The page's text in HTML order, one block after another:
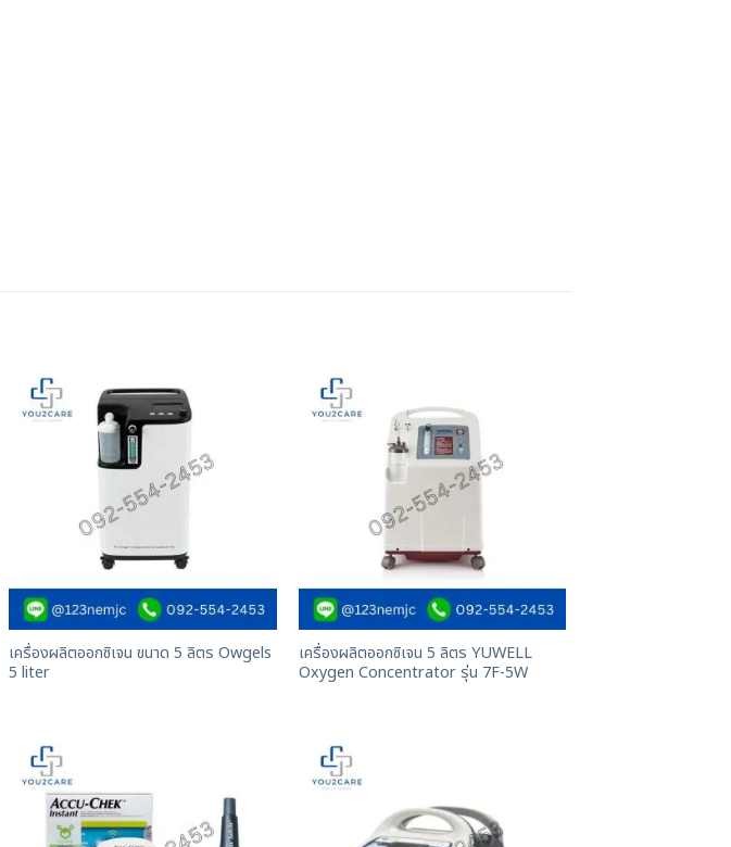
เครื่องผลิตออกซิเจน ขนาด 5 ลิตร Owgels
5 liter
เครื่องผลิตออกซิเจน 5 ลิตร YUWELL
Oxygen Concentrator รุ่น 7F-5W